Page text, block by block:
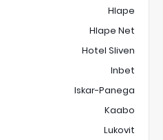
Hlape
Hlape Net
Hotel Sliven
Inbet
Iskar-Panega
Kaabo
Lukovit